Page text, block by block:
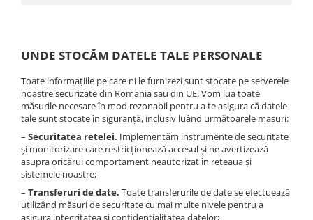
UNDE STOCĂM DATELE TALE PERSONALE
Toate informațiile pe care ni le furnizezi sunt stocate pe serverele
noastre securizate din Romania sau din UE. Vom lua toate
măsurile necesare în mod rezonabil pentru a te asigura că datele
tale sunt stocate în siguranță, inclusiv luând următoarele masuri:
– Securitatea retelei. Implementăm instrumente de securitate
și monitorizare care restricționează accesul și ne avertizează
asupra oricărui comportament neautorizat în rețeaua și
sistemele noastre;
– Transferuri de date. Toate transferurile de date se efectuează
utilizând măsuri de securitate cu mai multe nivele pentru a
asigura integritatea și confidențialitatea datelor;